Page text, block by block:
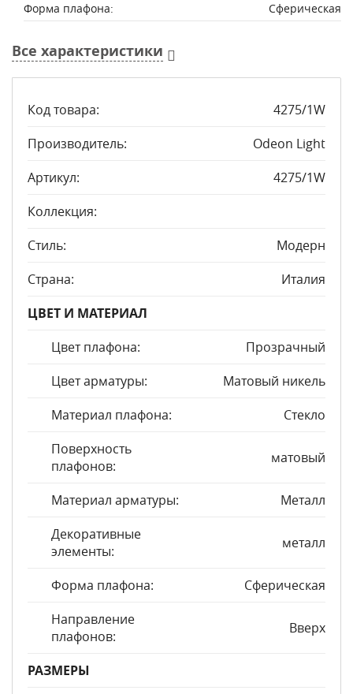
Форма плафона:
Сферическая
Все характеристики
Код товара:
4275/1W
Производитель:
Odeon Light
Артикул:
4275/1W
Коллекция:
Стиль:
Модерн
Страна:
Италия
ЦВЕТ И МАТЕРИАЛ
Цвет плафона:
Прозрачный
Цвет арматуры:
Матовый никель
Материал плафона:
Стекло
Поверхность
плафонов:
матовый
Материал арматуры:
Металл
Декоративные
элементы:
металл
Форма плафона:
Сферическая
Направление
плафонов:
Вверх
РАЗМЕРЫ